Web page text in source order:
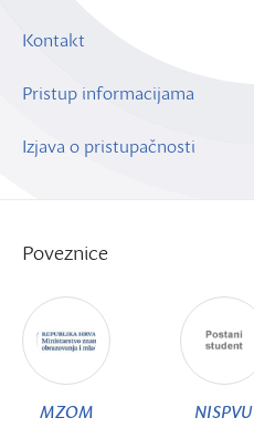
Kontakt
Pristup informacijama
Izjava o pristupačnosti
Poveznice
MZOM NISPVU